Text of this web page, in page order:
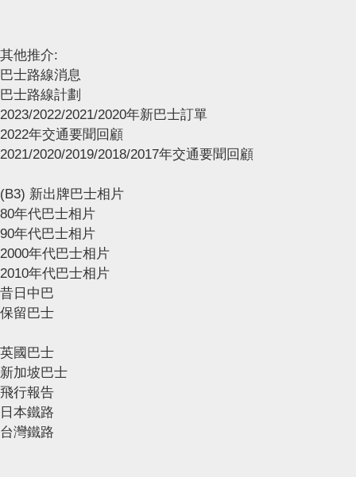
其他推介:
巴士路線消息
巴士路線計劃
2023/2022/2021/2020年新巴士訂單
2022年交通要聞回顧
2021/2020/2019/2018/2017年交通要聞回顧
(B3) 新出牌巴士相片
80年代巴士相片
90年代巴士相片
2000年代巴士相片
2010年代巴士相片
昔日中巴
保留巴士
英國巴士
新加坡巴士
飛行報告
日本鐵路
台灣鐵路